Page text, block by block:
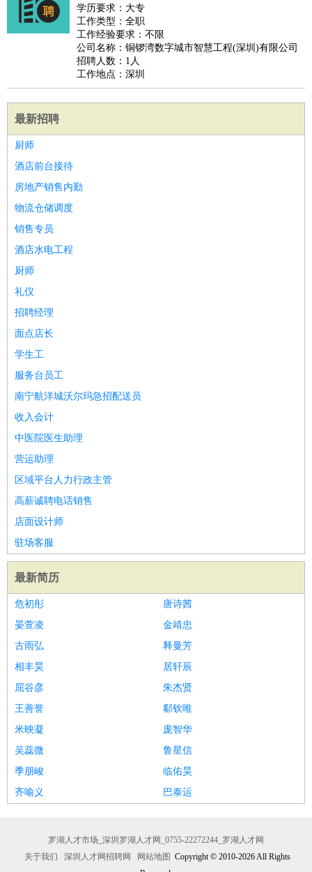
学历要求：大专
工作类型：全职
工作经验要求：不限
公司名称：铜锣湾数字城市智慧工程(深圳)有限公司
招聘人数：1人
工作地点：深圳
最新招聘
厨师
酒店前台接待
房地产销售内勤
物流仓储调度
销售专员
酒店水电工程
厨师
礼仪
招聘经理
面点店长
学生工
服务台员工
南宁航洋城沃尔玛急招配送员
收入会计
中医院医生助理
营运助理
区域平台人力行政主管
高薪诚聘电话销售
店面设计师
驻场客服
最新简历
危初彤
唐诗茜
晏萱凌
金靖忠
古雨弘
释曼芳
相丰昊
居轩辰
屈谷彦
朱杰贤
王善誉
郗钦唯
米映凝
庞智华
吴蕊微
鲁星信
季朋峻
临佑昊
齐喻义
巴泰运
罗湖人才市场_深圳罗湖人才网_0755-22272244_罗湖人才网
关于我们
深圳人才网招聘网 网站地图 Copyright © 2010-2026 All Rights